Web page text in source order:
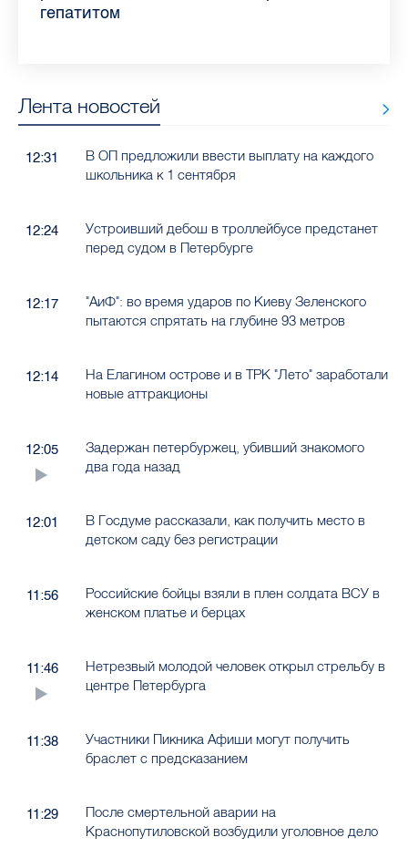
гепатитом
Лента новостей
12:31
В ОП предложили ввести выплату на каждого
школьника к 1 сентября
12:24
Устроивший дебош в троллейбусе предстанет
перед судом в Петербурге
12:17
"АиФ": во время ударов по Киеву Зеленского
пытаются спрятать на глубине 93 метров
12:14
На Елагином острове и в ТРК "Лето" заработали
новые аттракционы
12:05
Задержан петербуржец, убивший знакомого
два года назад
12:01
В Госдуме рассказали, как получить место в
детском саду без регистрации
11:56
Российские бойцы взяли в плен солдата ВСУ в
женском платье и берцах
11:46
Нетрезвый молодой человек открыл стрельбу в
центре Петербурга
11:38
Участники Пикника Афиши могут получить
браслет с предсказанием
11:29
После смертельной аварии на
Краснопутиловской возбудили уголовное дело